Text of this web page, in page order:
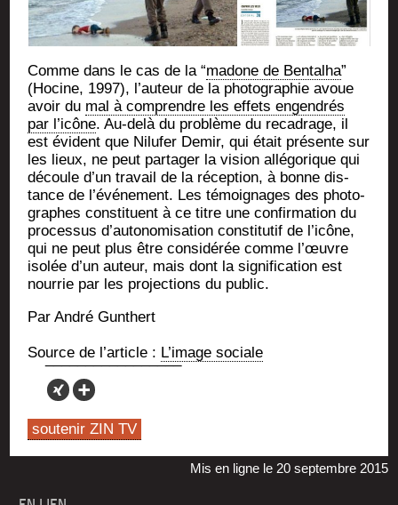
Comme dans le cas de la “madone de Ben­tal­ha”
(Hocine, 1997), l’auteur de la pho­to­gra­phie avoue
avoir du mal à com­prendre les effets engen­drés
par l’icône. Au-delà du pro­blème du reca­drage, il
est évident que Nilu­fer Demir, qui était pré­sente sur
les lieux, ne peut par­ta­ger la vision allé­go­rique qui
découle d’un tra­vail de la récep­tion, à bonne dis­
tance de l’événement. Les témoi­gnages des pho­to­
graphes consti­tuent à ce titre une confir­ma­tion du
pro­ces­sus d’autonomisation consti­tu­tif de l’icône,
qui ne peut plus être consi­dé­rée comme l’œuvre
iso­lée d’un auteur, mais dont la signi­fi­ca­tion est
nour­rie par les pro­jec­tions du public.
Par André Gunthert
Source de l’ar­ticle : L’i­mage sociale
soutenir ZIN TV
Mis en ligne le 20 septembre 2015